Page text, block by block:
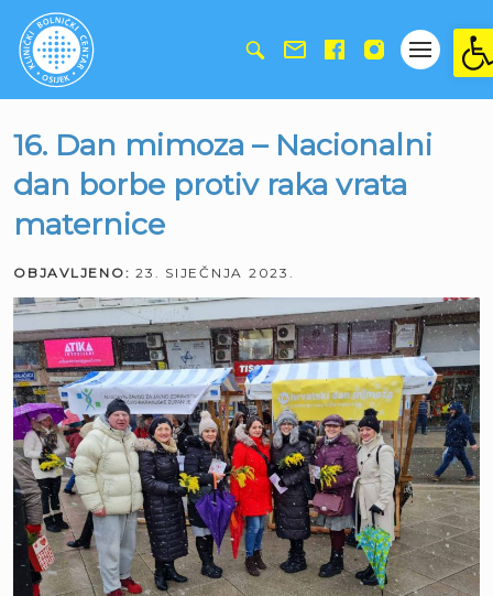
16. Dan mimoza – Nacionalni
dan borbe protiv raka vrata
maternice
OBJAVLJENO: 23. SIJEČNJA 2023.